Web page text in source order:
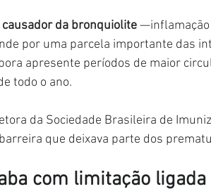
da bronquiolite —inflamação
por uma parcela importante das
apresente períodos de maior
todo o ano.
da Sociedade Brasileira de
que deixava parte dos
com limitação